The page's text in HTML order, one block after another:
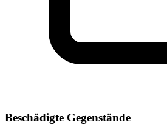
Beschädigte Gegenstände